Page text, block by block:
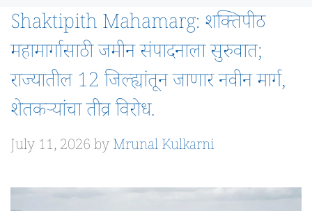
Shaktipith Mahamarg: शक्तिपीठ
महामार्गासाठी जमीन संपादनाला सुरुवात;
राज्यातील 12 जिल्ह्यांतून जाणार नवीन मार्ग,
शेतकऱ्यांचा तीव्र विरोध.
July 11, 2026byMrunal Kulkarni